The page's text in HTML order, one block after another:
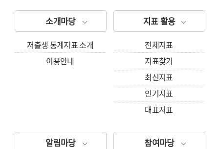
소개마당
저출생 통계지표 소개
이용안내
지표 활용
전체지표
지표찾기
최신지표
인기지표
대표지표
알림마당 참여마당